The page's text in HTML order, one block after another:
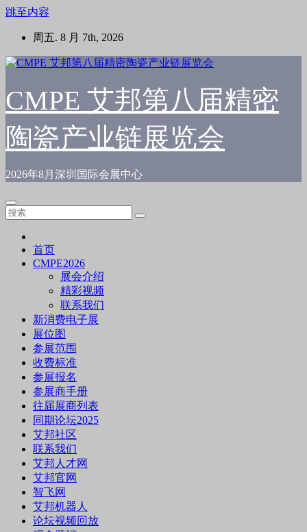
跳至内容
周五. 8 月 7th, 2026
CMPE 艾邦第八届精密
陶瓷产业链展览会
2026年8月深圳国际会展中心
首页
CMPE2026
展会介绍
精彩视频
联系我们
新消费电子展
展位图
参展范围
收费标准
参展报名
参展商手册
往届展商列表
同期论坛2025
艾邦社区
联系我们
艾邦人才网
艾邦官网
智飞网
艾邦机器人
论坛视频回放